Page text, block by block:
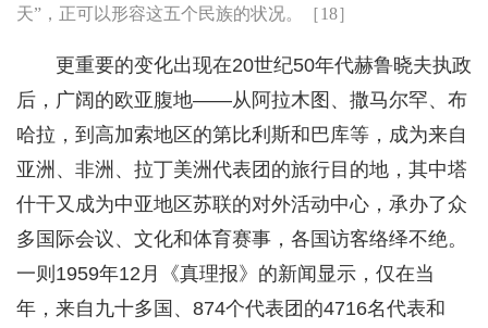
天”，正可以形容这五个民族的状况。［18］
更重要的变化出现在20世纪50年代赫鲁晓夫执政
后，广阔的欧亚腹地——从阿拉木图、撒马尔罕、布
哈拉，到高加索地区的第比利斯和巴库等，成为来自
亚洲、非洲、拉丁美洲代表团的旅行目的地，其中塔
什干又成为中亚地区苏联的对外活动中心，承办了众
多国际会议、文化和体育赛事，各国访客络绎不绝。
一则1959年12月《真理报》的新闻显示，仅在当
年，来自九十多国、874个代表团的4716名代表和